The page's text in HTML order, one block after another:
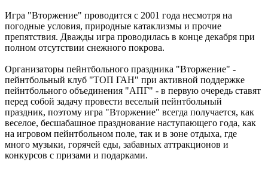
Игра "Вторжение" проводится с 2001 года несмотря на
погодные условия, природные катаклизмы и прочие
препятствия. Дважды игра проводилась в конце декабря при
полном отсутствии снежного покрова.
Организаторы пейнтбольного праздника "Вторжение" -
пейнтбольный клуб "ТОП ГАН" при активной поддержке
пейнтбольного объединения "АПГ" - в первую очередь ставят
перед собой задачу провести веселый пейнтбольный
праздник, поэтому игра "Вторжение" всегда получается, как
веселое, бесшабашное празднование наступающего года, как
на игровом пейнтбольном поле, так и в зоне отдыха, где
много музыки, горячей еды, забавных аттракционов и
конкурсов с призами и подарками.